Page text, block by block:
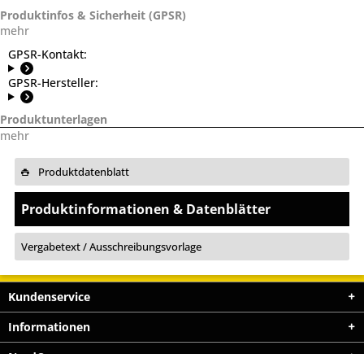
Produktinfos & Sicherheit (GPSR)
mehr
GPSR-Kontakt:
GPSR-Hersteller:
Produktunterlagen
mehr
Produktdatenblatt
Produktinformationen & Datenblätter
Vergabetext / Ausschreibungsvorlage
Kundenservice
Informationen